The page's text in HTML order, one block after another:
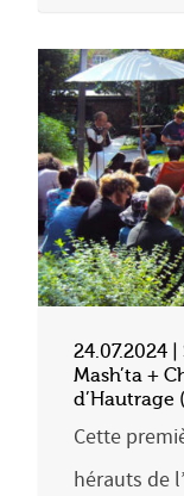
24.07.2024
Mash’ta +
d’Hautrage
Cette
hérauts de